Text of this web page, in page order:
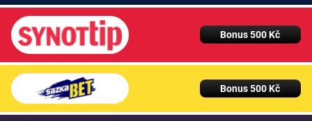
Bonus 500 Kč
Bonus 500 Kč